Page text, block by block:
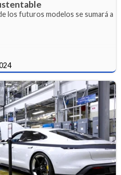
los futuros modelos se sumará a